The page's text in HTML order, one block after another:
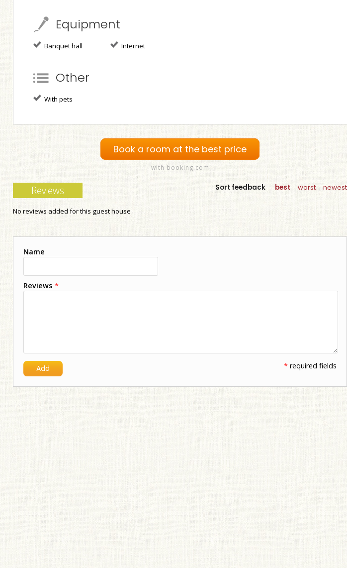
Equipment
Banquet hall Internet
Other
With pets
Book a room at the best price
with booking.com
Sort feedback best worst newest
Reviews
No reviews added for this guest house
Name
Reviews *
* required fields